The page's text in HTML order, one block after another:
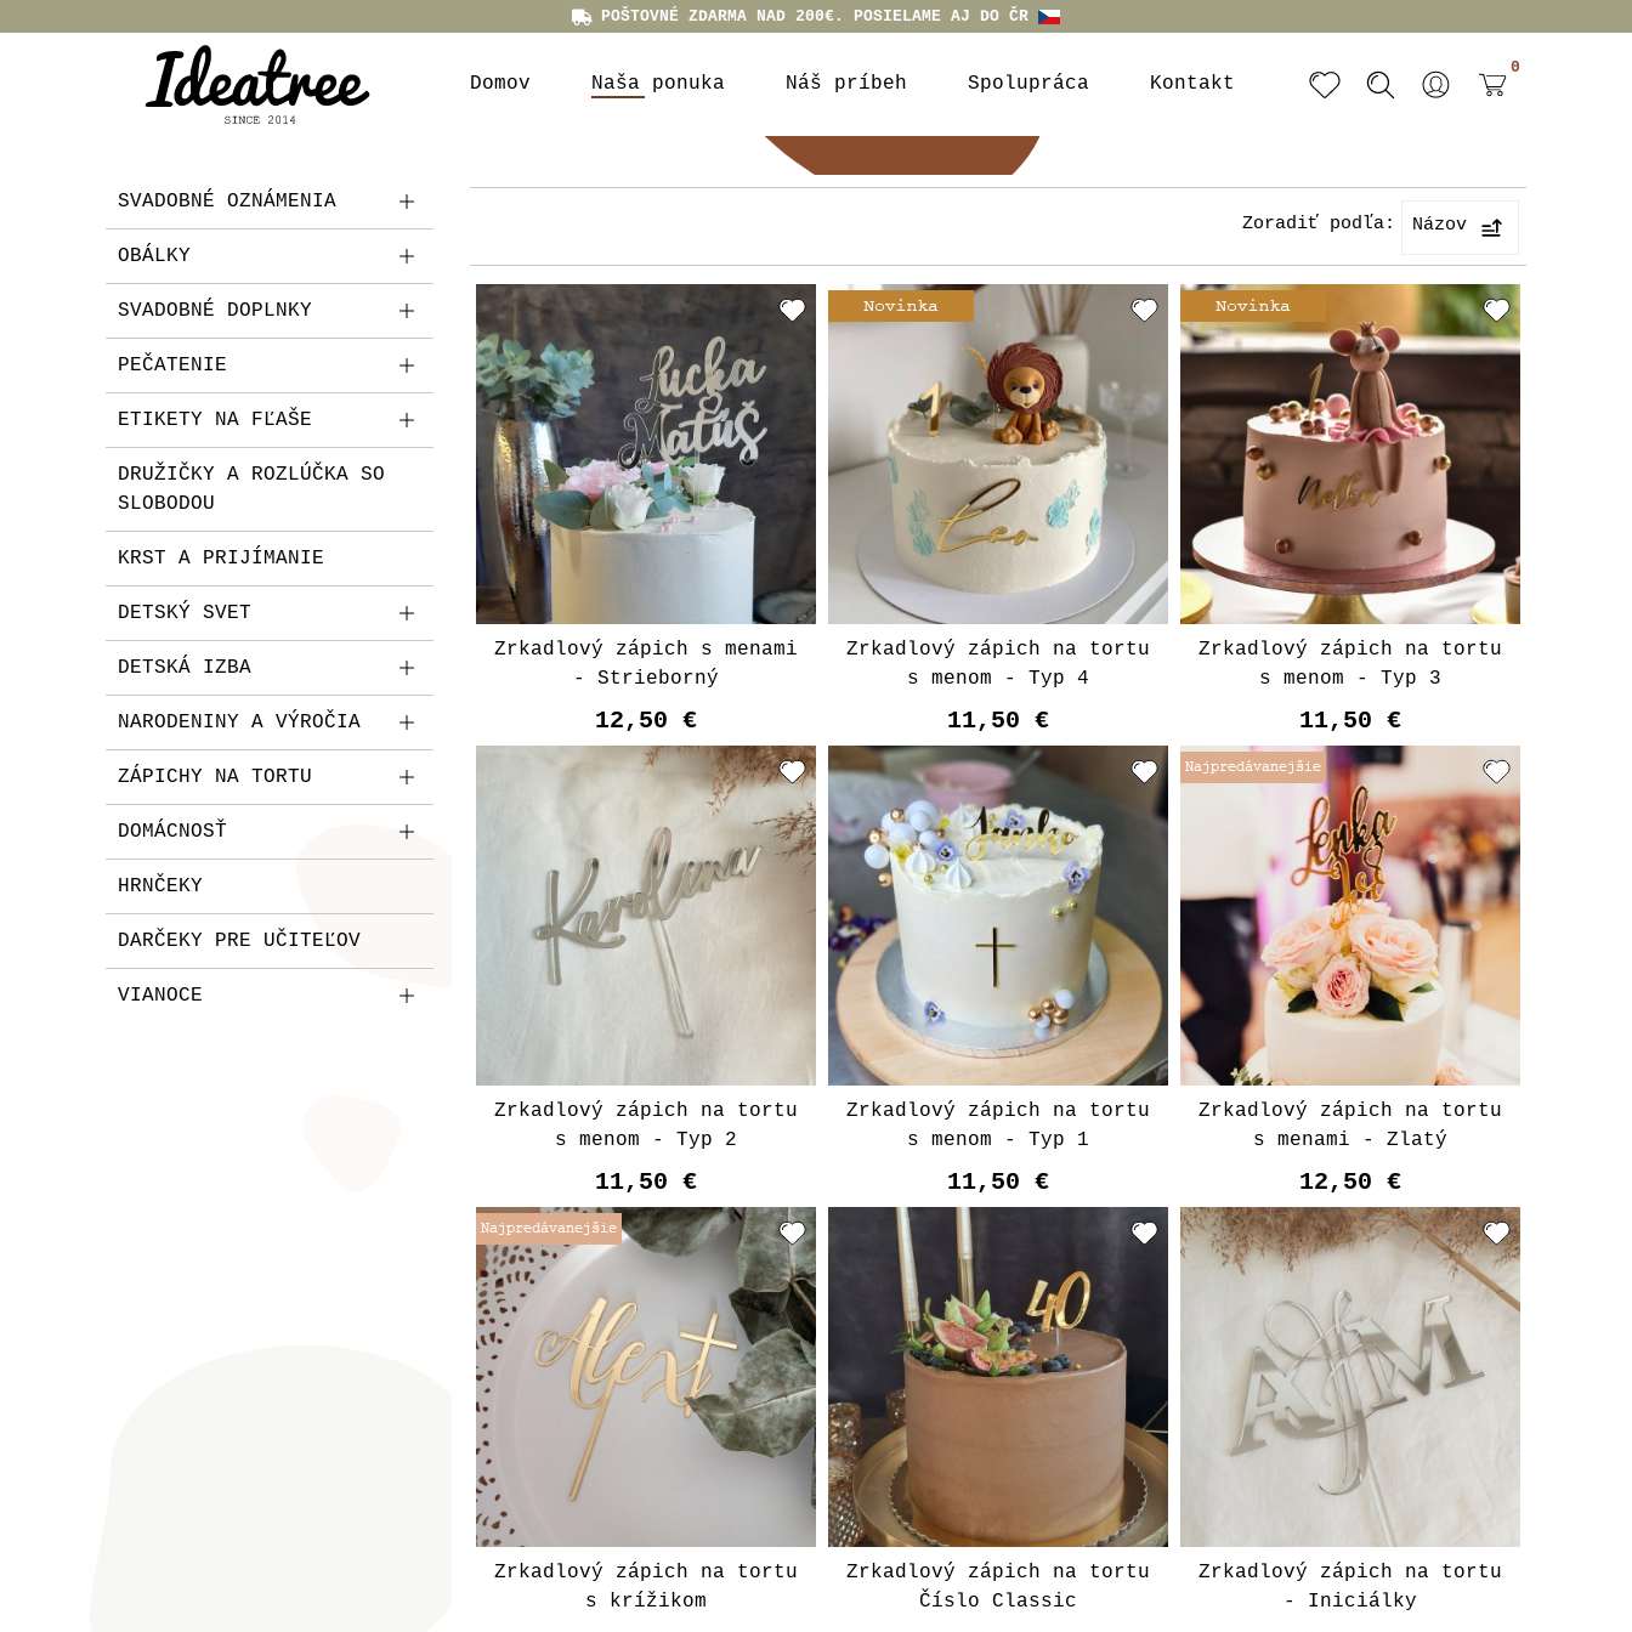
POŠTOVNÉ ZDARMA NAD 200€. POSIELAME AJ DO ČR
Domov Naša ponuka Náš príbeh Spolupráca Kontakt
0
SVADOBNÉ OZNÁMENIA
OBÁLKY
SVADOBNÉ DOPLNKY
PEČATENIE
ETIKETY NA FĽAŠE
DRUŽIČKY A ROZLÚČKA SO
SLOBODOU
KRST A PRIJÍMANIE
DETSKÝ SVET
DETSKÁ IZBA
NARODENINY A VÝROČIA
ZÁPICHY NA TORTU
DOMÁCNOSŤ
HRNČEKY
DARČEKY PRE UČITEĽOV
VIANOCE
Zoradiť podľa: Názov
Zrkadlový zápich s menami
- Strieborný
12,50 €
Zrkadlový zápich na tortu
s menom - Typ 4
11,50 €
Vyberte variant
Zrkadlový zápich na tortu
s menom - Typ 3
11,50 €
Vyberte variant
Zrkadlový zápich na tortu
s menom - Typ 2
11,50 €
Vyberte variant
Zrkadlový zápich na tortu
s menom - Typ 1
11,50 €
Vyberte variant
Zrkadlový zápich na tortu
s menami - Zlatý
12,50 €
Zrkadlový zápich na tortu
s krížikom
Zrkadlový zápich na tortu
Číslo Classic
Zrkadlový zápich na tortu
- Iniciálky